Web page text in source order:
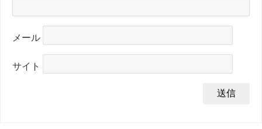
メール
サイト